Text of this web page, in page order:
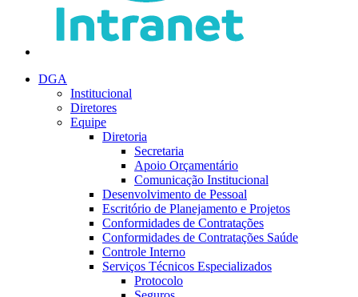
DGA
Institucional
Diretores
Equipe
Diretoria
Secretaria
Apoio Orçamentário
Comunicação Institucional
Desenvolvimento de Pessoal
Escritório de Planejamento e Projetos
Conformidades de Contratações
Conformidades de Contratações Saúde
Controle Interno
Serviços Técnicos Especializados
Protocolo